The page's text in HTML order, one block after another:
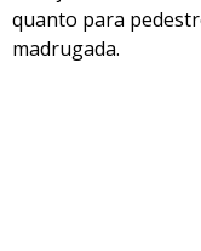
quanto para
madrugada.